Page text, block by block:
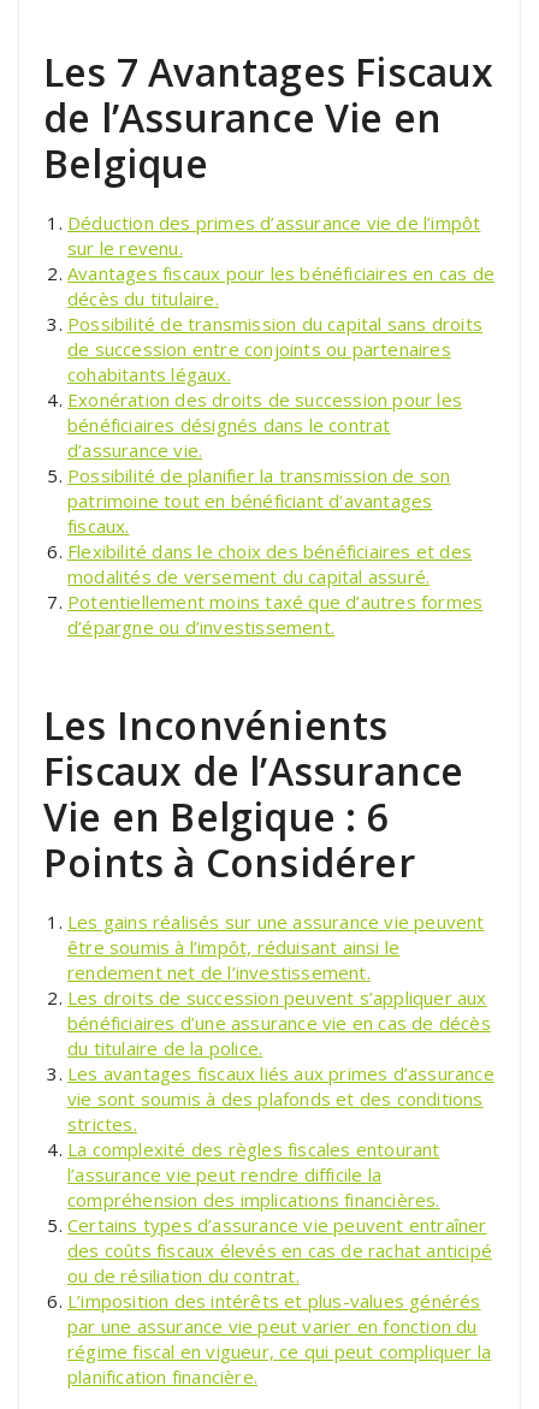
Les 7 Avantages Fiscaux
de l’Assurance Vie en
Belgique
Déduction des primes d’assurance vie de l’impôt
sur le revenu.
Avantages fiscaux pour les bénéficiaires en cas de
décès du titulaire.
Possibilité de transmission du capital sans droits
de succession entre conjoints ou partenaires
cohabitants légaux.
Exonération des droits de succession pour les
bénéficiaires désignés dans le contrat
d’assurance vie.
Possibilité de planifier la transmission de son
patrimoine tout en bénéficiant d’avantages
fiscaux.
Flexibilité dans le choix des bénéficiaires et des
modalités de versement du capital assuré.
Potentiellement moins taxé que d’autres formes
d’épargne ou d’investissement.
Les Inconvénients
Fiscaux de l’Assurance
Vie en Belgique : 6
Points à Considérer
Les gains réalisés sur une assurance vie peuvent
être soumis à l’impôt, réduisant ainsi le
rendement net de l’investissement.
Les droits de succession peuvent s’appliquer aux
bénéficiaires d’une assurance vie en cas de décès
du titulaire de la police.
Les avantages fiscaux liés aux primes d’assurance
vie sont soumis à des plafonds et des conditions
strictes.
La complexité des règles fiscales entourant
l’assurance vie peut rendre difficile la
compréhension des implications financières.
Certains types d’assurance vie peuvent entraîner
des coûts fiscaux élevés en cas de rachat anticipé
ou de résiliation du contrat.
L’imposition des intérêts et plus-values générés
par une assurance vie peut varier en fonction du
régime fiscal en vigueur, ce qui peut compliquer la
planification financière.